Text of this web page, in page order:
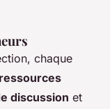
chaque
ressources
discussion et